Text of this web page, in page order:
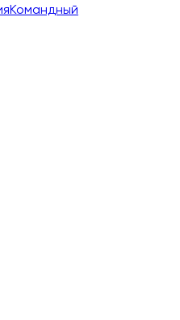
Командный